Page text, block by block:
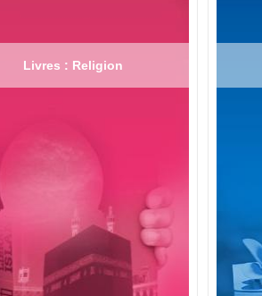
Livres : Religion